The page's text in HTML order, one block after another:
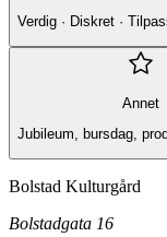
Verdig · Diskret ·
Annet
Jubileum, bursdag,
Bolstad Kulturgård
Bolstadgata 16